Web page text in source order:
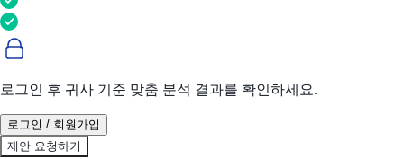
로그인 후 귀사 기준 맞춤 분석 결과를 확인하세요.
로그인 / 회원가입
제안 요청하기